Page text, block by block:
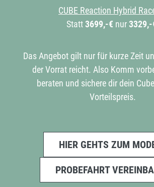
CUBE Reaction Hybrid
Statt3699,-€ nur
Das Angebot gilt nur für kurze Zeit
der Vorrat reicht. Also Komm
beraten und sichere dir dein
Vorteilspreis.
HIER GEHTS ZUM
PROBEFAHRT